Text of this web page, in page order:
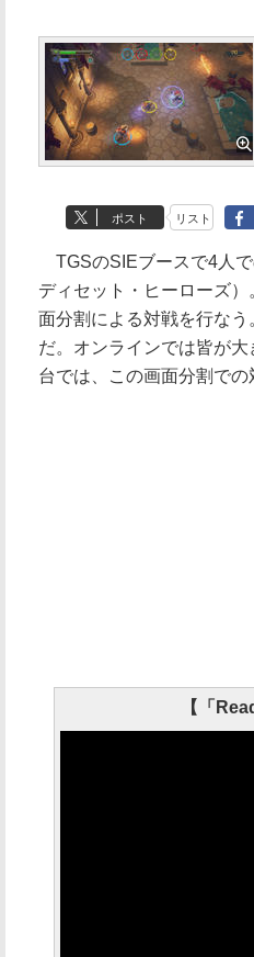
ポスト リスト
TGSのSIEブースで4人
ディセット・ヒーローズ
面分割による対戦を行な
だ。オンラインでは皆が
台では、この画面分割での
【「